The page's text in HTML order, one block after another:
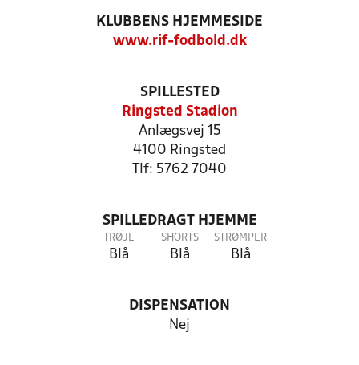
KLUBBENS HJEMMESIDE
www.rif-fodbold.dk
SPILLESTED
Ringsted Stadion
Anlægsvej 15
4100 Ringsted
Tlf: 5762 7040
SPILLEDRAGT HJEMME
TRØJE
Blå
SHORTS
Blå
STRØMPER
Blå
DISPENSATION
Nej